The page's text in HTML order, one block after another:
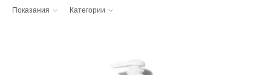
Показания Категории